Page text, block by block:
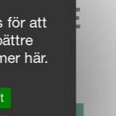
för att
här.